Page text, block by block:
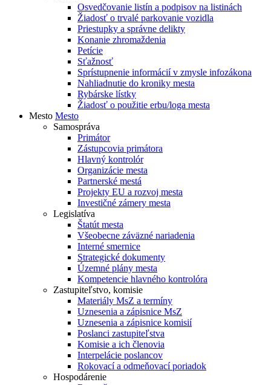
Osvedčovanie listín a podpisov na listinách
Žiadosť o trvalé parkovanie vozidla
Priestupky a správne delikty
Konanie zhromaždenia
Petície
Sťažnosť
Sprístupnenie informácií v zmysle infozákona
Nahliadnutie do kroniky mesta
Rybárske lístky
Žiadosť o použitie erbu/loga mesta
Mesto Mesto
Samospráva
Primátor
Zástupcovia primátora
Hlavný kontrolór
Organizácie mesta
Partnerské mestá
Projekty EU a rozvoj mesta
Investičné zámery mesta
Legislatíva
Štatút mesta
Všeobecne záväzné nariadenia
Interné smernice
Strategické dokumenty
Územné plány mesta
Kompetencie hlavného kontrolóra
Zastupiteľstvo, komisie
Materiály MsZ a termíny
Uznesenia a zápisnice MsZ
Uznesenia a zápisnice komisií
Poslanci zastupiteľstva
Komisie a ich členovia
Interpelácie poslancov
Rokovací a odmeňovací poriadok
Hospodárenie